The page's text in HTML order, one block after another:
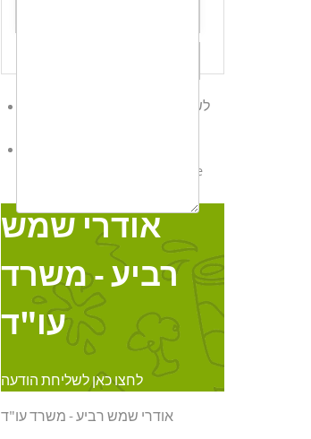
לשליחת הודעת ווטס אפ לחץ כאן
Online
אודרי שמש
רביע - משרד
עו"ד
לחצו כאן לשליחת הודעה
אודרי שמש רביע - משרד עו"ד